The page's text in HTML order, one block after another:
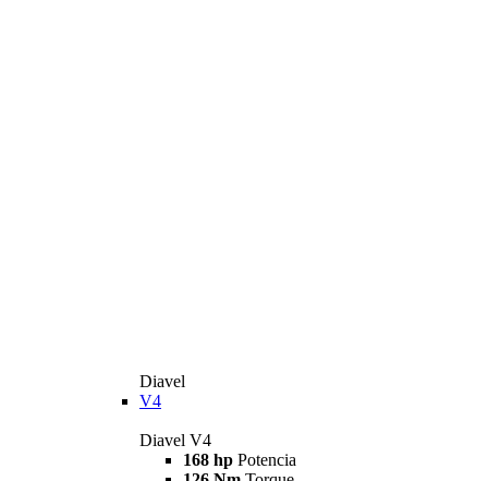
Diavel
V4
Diavel V4
168 hp Potencia